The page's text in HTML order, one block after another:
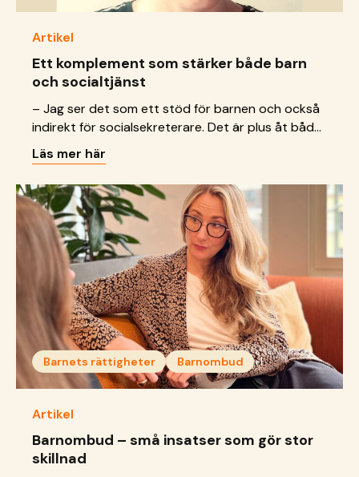
Artikel
Ett komplement som stärker både barn
och socialtjänst
– Jag ser det som ett stöd för barnen och också
indirekt för socialsekreterare. Det är plus åt båda
hållen, säger Minna Munther, nyutbildat
barnombud.
Läs mer här
Barnets rättigheter Barnombud +1
Artikel
Barnombud – små insatser som gör stor
skillnad